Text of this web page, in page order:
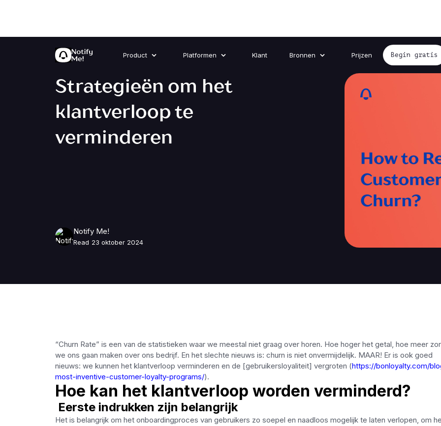
Product Platformen Klant Bronnen Prijzen Begin gratis
Strategieën om het
klantverloop te
verminderen
Notify Me!
Read 23 oktober 2024
“Churn Rate” is een van de statistieken waar we meestal niet graag over horen. Hoe hoger het getal, hoe meer
we ons gaan maken over ons bedrijf. En het slechte nieuws is: churn is niet onvermijdelijk. MAAR! Er is ook goed
nieuws: we kunnen het klantverloop verminderen en de [gebruikersloyaliteit] vergroten (https://bonloyalty.com/
most-inventive-customer-loyalty-programs/).
Hoe kan het klantverloop worden verminderd?
Eerste indrukken zijn belangrijk
Het is belangrijk om het onboardingproces van gebruikers zo soepel en naadloos mogelijk te laten verlopen, om